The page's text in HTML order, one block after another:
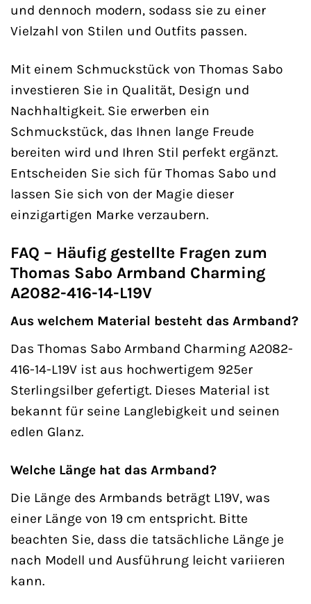
und dennoch modern, sodass sie zu einer
Vielzahl von Stilen und Outfits passen.
Mit einem Schmuckstück von Thomas Sabo
investieren Sie in Qualität, Design und
Nachhaltigkeit. Sie erwerben ein
Schmuckstück, das Ihnen lange Freude
bereiten wird und Ihren Stil perfekt ergänzt.
Entscheiden Sie sich für Thomas Sabo und
lassen Sie sich von der Magie dieser
einzigartigen Marke verzaubern.
FAQ – Häufig gestellte Fragen zum
Thomas Sabo Armband Charming
A2082-416-14-L19V
Aus welchem Material besteht das Armband?
Das Thomas Sabo Armband Charming A2082-
416-14-L19V ist aus hochwertigem 925er
Sterlingsilber gefertigt. Dieses Material ist
bekannt für seine Langlebigkeit und seinen
edlen Glanz.
Welche Länge hat das Armband?
Die Länge des Armbands beträgt L19V, was
einer Länge von 19 cm entspricht. Bitte
beachten Sie, dass die tatsächliche Länge je
nach Modell und Ausführung leicht variieren
kann.